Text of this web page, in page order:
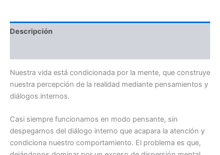
Descripción
Nuestra vida está condicionada por la mente, que construye
nuestra percepción de la realidad mediante pensamientos y
diálogos internos.
Casi siempre funcionamos en modo pensante, sin
despegarnos del diálogo interno que acapara la atención y
condiciona nuestro comportamiento. El problema es que,